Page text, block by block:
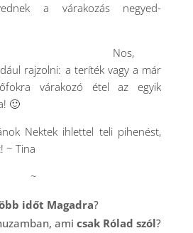
a várakozás negyed-
Nos,
rajzolni: a teríték vagy a már
várakozó étel az egyik
🙂
Nektek ihlettel teli pihenést,
~ Tina
~
időt Magadra?
ami csak Rólad szól?